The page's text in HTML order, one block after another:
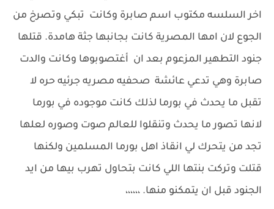
اخر السلسه مكتوب اسم صابرة وكانت تبكي وتصرخ من
الجوع لان امها المصرية كانت بجانبها جثة هامدة. قتلها
جنود التطهير المزعوم بعد ان أغتصوبوها وكانت والدت
صابرة وهي تدعي عائشة صحفيه مصريه جرئيه حره لا
تقبل ما يحدث في بورما لذلك كانت موجوده في بورما
لانها تصور ما يحدث وتنقلوا للعالم صوت وصوره لعلها
تجد من يتحرك لي انقاذ اهل بورما المسلمين ولكنها
قتلت وتركت بنتها اللي كانت بتحاول تهرب بيها من ايد
الجنود قبل ان يتمكنو منها. ،،،،،،